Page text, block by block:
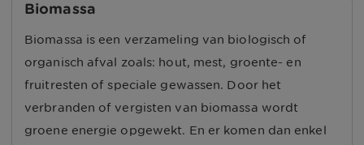
Biomassa
Biomassa is een verzameling van biologisch of
organisch afval zoals: hout, mest, groente- en
fruitresten of speciale gewassen. Door het
verbranden of vergisten van biomassa wordt
groene energie opgewekt. En er komen dan enkel